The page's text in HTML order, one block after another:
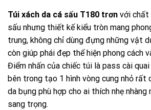
Túi xách da cá sấu T180 trơn với chất
sấu nhưng thiết kế kiểu tròn mang
trung, không chỉ dùng đựng những vật
còn giúp phái đẹp thể hiện phong cách
Điểm nhấn của chiếc túi là pass cài
bên trong tạo 1 hình vòng cung nhỏ rất
da bụng phù hợp cho ai thích nhẹ nhàng
sang trọng.